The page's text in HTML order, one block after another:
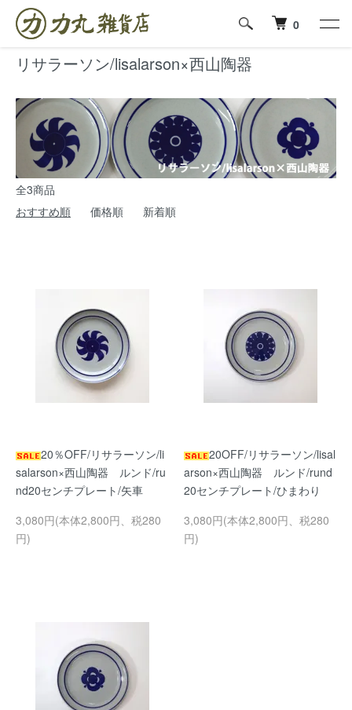
0
ホーム リサラーソン/lisalarson×西山陶器
リサラーソン/lisalarson×西山陶器
全3商品
おすすめ順
価格順 新着順
20％OFF/リサラーソン/li
salarson×西山陶器 ルンド/ru
nd20センチプレート/矢車
3,080円(本体2,800円、税280
円)
20OFF/リサラーソン/lisal
arson×西山陶器 ルンド/rund
20センチプレート/ひまわり
3,080円(本体2,800円、税280
円)